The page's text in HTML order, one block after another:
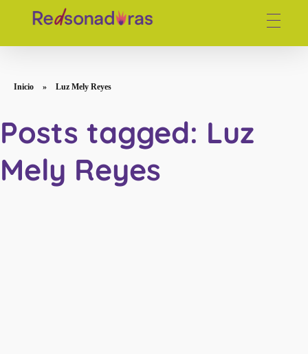
Inicio » Luz Mely Reyes
Posts tagged: Luz
Mely Reyes